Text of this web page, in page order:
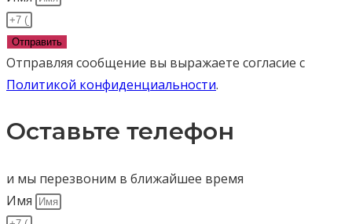
Отправить
Отправляя сообщение вы выражаете согласие с
Политикой конфиденциальности.
Оставьте телефон
и мы перезвоним в ближайшее время
Имя